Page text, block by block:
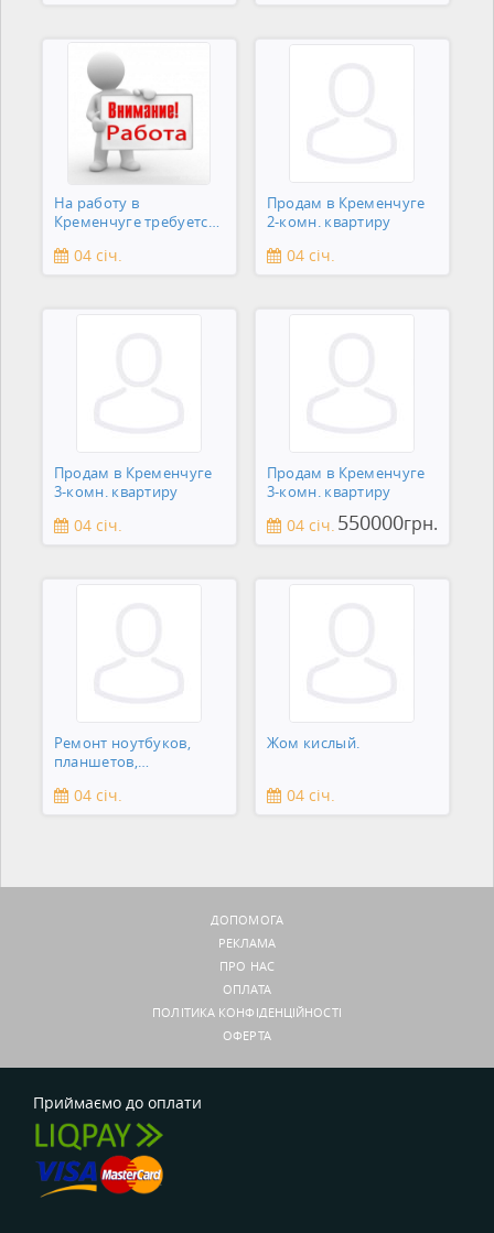
На работу в
Кременчуге требуется
04 січ.
Продам в Кременчуге
2-комн. квартиру
04 січ.
Продам в Кременчуге
3-комн. квартиру
04 січ.
Продам в Кременчуге
3-комн. квартиру
04 січ. 550000грн.
Ремонт ноутбуков,
планшетов,
зеркальны
04 січ.
Жом кислый.
04 січ.
ДОПОМОГА
РЕКЛАМА
ПРО НАС
ОПЛАТА
ПОЛІТИКА КОНФІДЕНЦІЙНОСТІ
ОФЕРТА
Приймаємо до оплати